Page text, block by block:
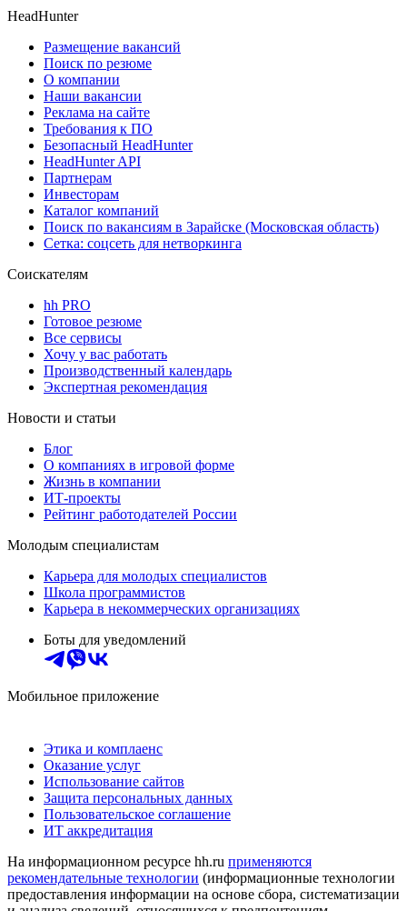
HeadHunter
Размещение вакансий
Поиск по резюме
О компании
Наши вакансии
Реклама на сайте
Требования к ПО
Безопасный HeadHunter
HeadHunter API
Партнерам
Инвесторам
Каталог компаний
Поиск по вакансиям в Зарайске (Московская область)
Сетка: соцсеть для нетворкинга
Соискателям
hh PRO
Готовое резюме
Все сервисы
Хочу у вас работать
Производственный календарь
Экспертная рекомендация
Новости и статьи
Блог
О компаниях в игровой форме
Жизнь в компании
ИТ-проекты
Рейтинг работодателей России
Молодым специалистам
Карьера для молодых специалистов
Школа программистов
Карьера в некоммерческих организациях
Боты для уведомлений
Мобильное приложение
Этика и комплаенс
Оказание услуг
Использование сайтов
Защита персональных данных
Пользовательское соглашение
ИТ аккредитация
На информационном ресурсе hh.ru применяются
рекомендательные технологии (информационные технологии
предоставления информации на основе сбора, систематизации